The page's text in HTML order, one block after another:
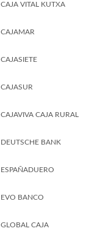
CAJA VITAL KUTXA
CAJAMAR
CAJASIETE
CAJASUR
CAJAVIVA CAJA RURAL
DEUTSCHE BANK
ESPAÑADUERO
EVO BANCO
GLOBAL CAJA